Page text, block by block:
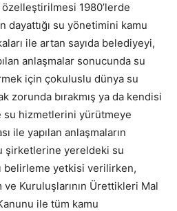
1980’lerde
dayattığı su yönetimini kamu
ile artan sayıda belediyeyi,
anlaşmalar sonucunda su
için çokuluslu dünya su
zorunda bırakmış ya da kendisi
su hizmetlerini yürütmeye
ile yapılan anlaşmaların
şirketlerine yereldeki su
belirleme yetkisi verilirken,
ve Kuruluşlarının Ürettikleri Mal
ile tüm kamu